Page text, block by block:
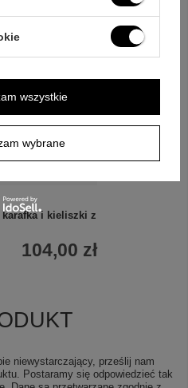
i kieliszki z
104,00 zł
niewystarczający, prześlij nam
Postaramy się odpowiedzieć tak
wybrane
wszystkie